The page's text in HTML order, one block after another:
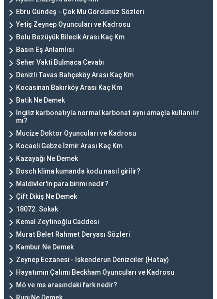
Ebru Gündeş - Çok Mu Gördünüz Sözleri
Yetiş Zeynep Oyuncuları ve Kadrosu
Bolu Bozüyük Bilecik Arası Kaç Km
Basın Eş Anlamlısı
Seher Vakti Bulmaca Cevabı
Denizli Tavas Bahçeköy Arası Kaç Km
Kocasinan Bakırköy Arası Kaç Km
Batik Ne Demek
İngiliz karbonatıyla normal karbonat aynı amaçla kullanılır
mı?
Mucize Doktor Oyuncuları ve Kadrosu
Kocaeli Gebze İzmir Arası Kaç Km
Kazayağı Ne Demek
Bosch klima kumanda kodu nasıl girilir?
Maldivler'in para birimi nedir?
Çift Dikiş Ne Demek
18072. Sokak
Kemal Zeytinoğlu Caddesi
Murat Belet Rahmet Deryası Sözleri
Kambur Ne Demek
Zeynep Eczanesi - İskenderun Denizciler (Hatay)
Hayatımın Çalımı Beckham Oyuncuları ve Kadrosu
Mö ve ms arasındaki fark nedir?